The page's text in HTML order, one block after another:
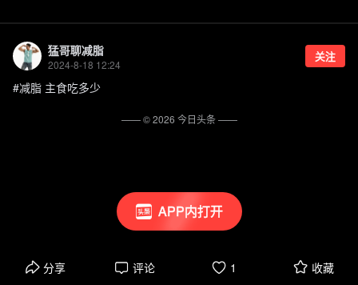
APP内打开
猛哥聊减脂
2024-8-18 12:24
关注
#减脂 主食吃多少
分享 评论 1 收藏
—— ©2026 今日头条——